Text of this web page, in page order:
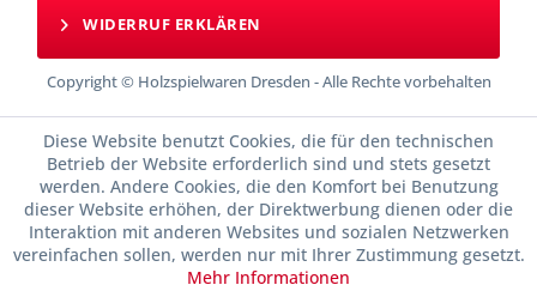
WIDERRUF ERKLÄREN
Copyright © Holzspielwaren Dresden - Alle Rechte vorbehalten
Diese Website benutzt Cookies, die für den technischen
Betrieb der Website erforderlich sind und stets gesetzt
werden. Andere Cookies, die den Komfort bei Benutzung
dieser Website erhöhen, der Direktwerbung dienen oder die
Interaktion mit anderen Websites und sozialen Netzwerken
vereinfachen sollen, werden nur mit Ihrer Zustimmung gesetzt.
Mehr Informationen